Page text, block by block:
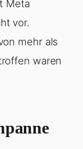
Meta
vor.
mehr als
waren